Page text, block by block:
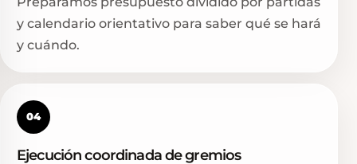
y calendario orientativo para saber qué se hará
y cuándo.
04
Ejecución coordinada de gremios